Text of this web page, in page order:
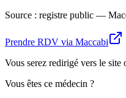
Source : registre public —
Prendre RDV via Maccabi
Vous serez redirigé vers le
Vous êtes ce médecin ?